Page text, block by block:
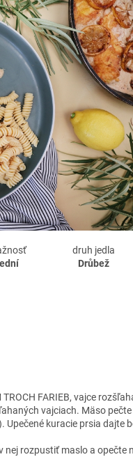
druh jedla
Drůbež
FARIEB, vajce
vajciach. Mäso
Upečené kuracie prsia dajte
rozpustiť maslo a